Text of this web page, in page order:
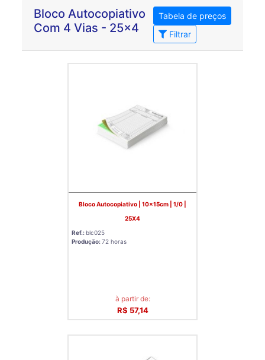
Bloco Autocopiativo
Com 4 Vias - 25x4
Tabela de preços
Filtrar
Bloco Autocopiativo | 10x15cm | 1/0 |
25X4
Ref.: blc025
Produção:72 horas
à partir de:
R$ 57,14